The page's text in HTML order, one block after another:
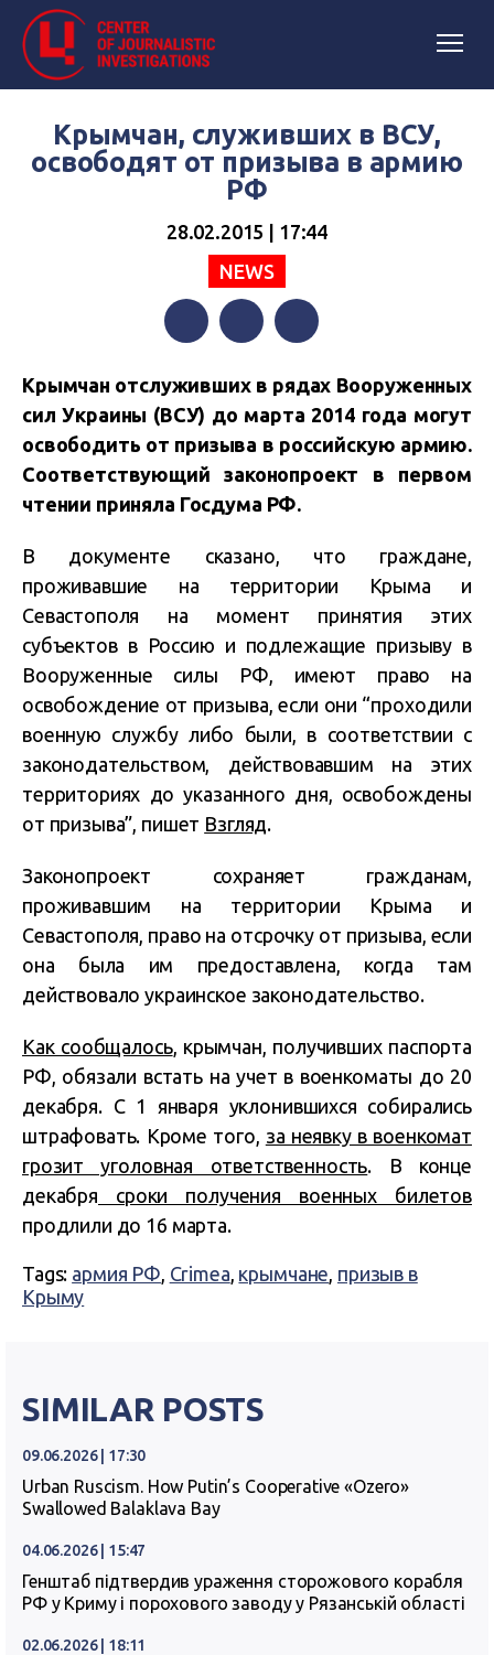
Крымчан, служивших в ВСУ,
освободят от призыва в армию
РФ
28.02.2015 | 17:44
NEWS
Крымчан отслуживших в рядах Вооруженных
сил Украины (ВСУ) до марта 2014 года могут
освободить от призыва в российскую армию.
Соответствующий законопроект в первом
чтении приняла Госдума РФ.
В документе сказано, что граждане,
проживавшие на территории Крыма и
Севастополя на момент принятия этих
субъектов в Россию и подлежащие призыву в
Вооруженные силы РФ, имеют право на
освобождение от призыва, если они “проходили
военную службу либо были, в соответствии с
законодательством, действовавшим на этих
территориях до указанного дня, освобождены
от призыва”, пишет Взгляд.
Законопроект сохраняет гражданам,
проживавшим на территории Крыма и
Севастополя, право на отсрочку от призыва, если
она была им предоставлена, когда там
действовало украинское законодательство.
Как сообщалось, крымчан, получивших паспорта
РФ, обязали встать на учет в военкоматы до 20
декабря. С 1 января уклонившихся собирались
штрафовать. Кроме того, за неявку в военкомат
грозит уголовная ответственность. В конце
декабря сроки получения военных билетов
продлили до 16 марта.
Tags: армия РФ, Crimea, крымчане, призыв в
Крыму
SIMILAR POSTS
09.06.2026 | 17:30
Urban Ruscism. How Putin’s Cooperative «Ozero»
Swallowed Balaklava Bay
04.06.2026 | 15:47
Генштаб підтвердив ураження сторожового корабля
РФ у Криму і порохового заводу у Рязанській області
02.06.2026 | 18:11